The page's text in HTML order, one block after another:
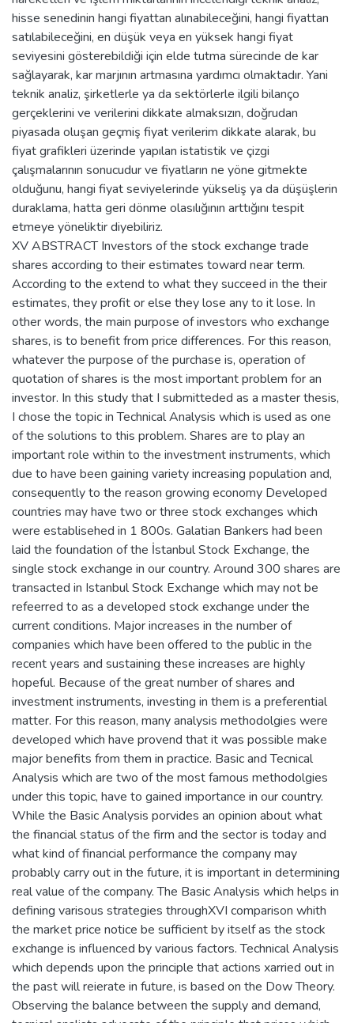
hisse senedinin hangi fiyattan alınabileceğini, hangi fiyattan
satılabileceğini, en düşük veya en yüksek hangi fiyat
seviyesini gösterebildiği için elde tutma sürecinde de kar
sağlayarak, kar marjının artmasına yardımcı olmaktadır. Yani
teknik analiz, şirketlerle ya da sektörlerle ilgili bilanço
gerçeklerini ve verilerini dikkate almaksızın, doğrudan
piyasada oluşan geçmiş fiyat verilerim dikkate alarak, bu
fiyat grafikleri üzerinde yapılan istatistik ve çizgi
çalışmalarının sonucudur ve fiyatların ne yöne gitmekte
olduğunu, hangi fiyat seviyelerinde yükseliş ya da düşüşlerin
duraklama, hatta geri dönme olasılığının arttığını tespit
etmeye yöneliktir diyebiliriz.
XV ABSTRACT Investors of the stock exchange trade
shares according to their estimates toward near term.
According to the extend to what they succeed in the their
estimates, they profit or else they lose any to it lose. In
other words, the main purpose of investors who exchange
shares, is to benefit from price differences. For this reason,
whatever the purpose of the purchase is, operation of
quotation of shares is the most important problem for an
investor. In this study that I submitteded as a master thesis,
I chose the topic in Technical Analysis which is used as one
of the solutions to this problem. Shares are to play an
important role within to the investment instruments, which
due to have been gaining variety increasing population and,
consequently to the reason growing economy Developed
countries may have two or three stock exchanges which
were establisehed in 1 800s. Galatian Bankers had been
laid the foundation of the İstanbul Stock Exchange, the
single stock exchange in our country. Around 300 shares are
transacted in Istanbul Stock Exchange which may not be
refeerred to as a developed stock exchange under the
current conditions. Major increases in the number of
companies which have been offered to the public in the
recent years and sustaining these increases are highly
hopeful. Because of the great number of shares and
investment instruments, investing in them is a preferential
matter. For this reason, many analysis methodolgies were
developed which have provend that it was possible make
major benefits from them in practice. Basic and Tecnical
Analysis which are two of the most famous methodolgies
under this topic, have to gained importance in our country.
While the Basic Analysis porvides an opinion about what
the financial status of the firm and the sector is today and
what kind of financial performance the company may
probably carry out in the future, it is important in determining
real value of the company. The Basic Analysis which helps in
defining varisous strategies throughXVI comparison whith
the market price notice be sufficient by itself as the stock
exchange is influenced by various factors. Technical Analysis
which depends upon the principle that actions xarried out in
the past will reierate in future, is based on the Dow Theory.
Observing the balance between the supply and demand,